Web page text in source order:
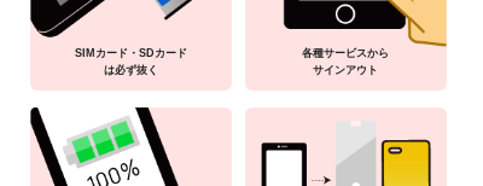
SIMカード・SDカード
は必ず抜く
各種サービスから
サインアウト